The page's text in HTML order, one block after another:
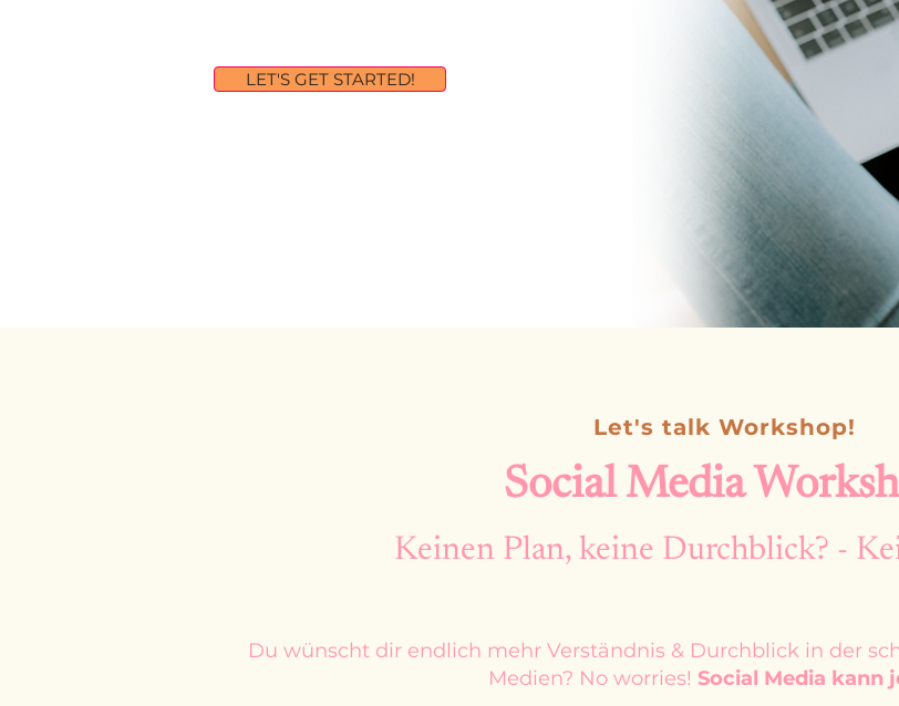
LET'S GET STARTED!
Let's talk Workshop!
Social Media
Keinen Plan, keine Durchblick? -
Du wünscht dir endlich mehr Verständnis & Durchblick in der
Medien? No worries! Social Media kann